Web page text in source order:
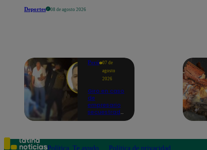
Deportes 08 de agosto 2026
Perú 07 de
agosto
2026
Giro en caso
de
empresario
secuestrado
cuentas
Política Te ayudo Política de privacidad